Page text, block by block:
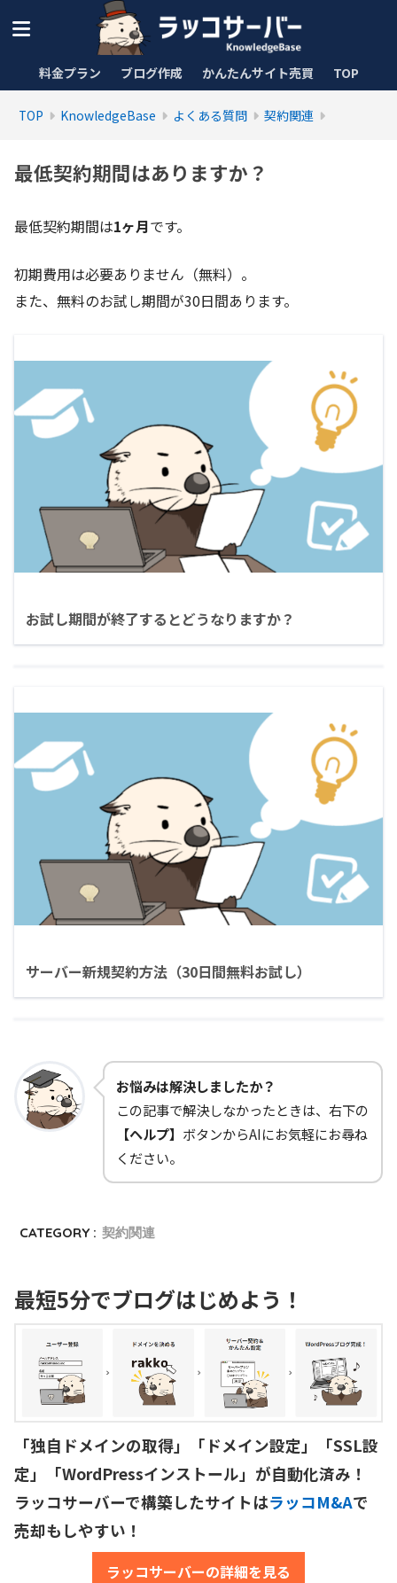
料金プラン ブログ作成 かんたんサイト売買 TOP
TOP KnowledgeBase よくある質問 契約関連
最低契約期間はありますか？
最低契約期間は1ヶ月です。
初期費用は必要ありません（無料）。
また、無料のお試し期間が30日間あります。
お試し期間が終了するとどうなりますか？
サーバー新規契約方法（30日間無料お試し）
お悩みは解決しましたか？
この記事で解決しなかったときは、右下の
【ヘルプ】 ボタンからAIにお気軽にお尋ね
ください。
CATEGORY : 契約関連
最短5分でブログはじめよう！
「独自ドメインの取得」「ドメイン設定」「SSL設
定」「WordPressインストール」が自動化済み！
ラッコサーバーで構築したサイトはラッコM&Aで
売却もしやすい！
ラッコサーバーの詳細を見る